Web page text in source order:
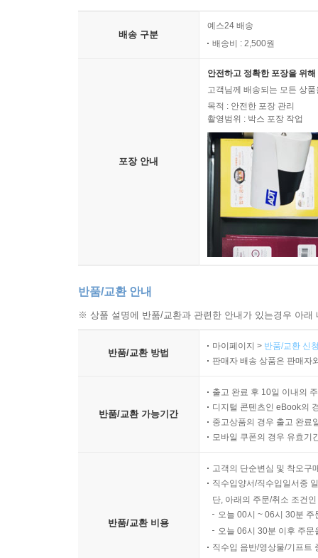
배송 구분
예스24 배송
배송비 : 2,500원
포장 안내
안전하고 정확한 포장을 위
고객님께 배송되는 모든 상
목적 : 안전한 포장 관리
촬영범위 : 박스 포장 작업
반품/교환 안내
※ 상품 설명에 반품/교환과 관련한 안내가 있는경우 아
반품/교환 방법
마이페이지 > 반품/교환 신
판매자 배송 상품은 판매자
반품/교환 가능기간
출고 완료 후 10일 이내의
디지털 콘텐츠인 eBook의
중고상품의 경우 출고 완료
모바일 쿠폰의 경우 유효기
반품/교환 비용
고객의 단순변심 및 착오구
직수입양서/직수입일서중
단, 아래의 주문/취소 조건
오늘 00시 ~ 06시 30분
오늘 06시 30분 이후 주
직수입 음반/영상물/기프트